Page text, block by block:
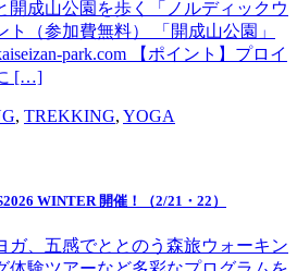
開成山公園を歩く「ノルディックウ
（参加費無料） 「開成山公園」
park.com 【ポイント】プロイ
[…]
, TREKKING, YOGA
WINTER 開催！（2/21・22）
ガ、五感でととのう森旅ウォーキン